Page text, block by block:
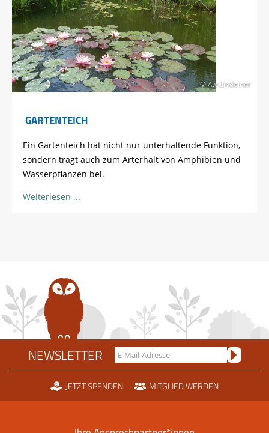
© A.v.Lindeiner
GARTENTEICH
Ein Gartenteich hat nicht nur unterhaltende Funktion,
sondern trägt auch zum Arterhalt von Amphibien und
Wasserpflanzen bei.
Weiterlesen
NEWSLETTER
JETZT SPENDEN MITGLIED WERDEN